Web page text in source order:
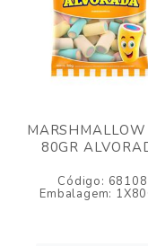
80GR
Código: 68108
Embalagem: